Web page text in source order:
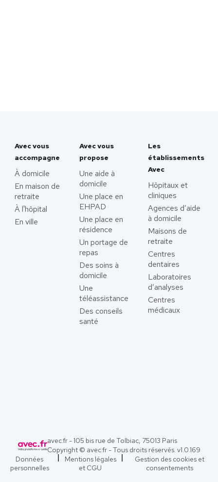
Avec vous
accompagne
À domicile
En maison de
retraite
À l'hôpital
En ville
Avec vous
propose
Une aide à
domicile
Une place en
EHPAD
Une place en
résidence
Un portage de
repas
Des soins à
domicile
Une
téléassistance
Des conseils
santé
Les
établissements
Avec
Hôpitaux et
cliniques
Agences d’aide
à domicile
Maisons de
retraite
Centres
dentaires
Laboratoires
d’analyses
Centres
médicaux
avec.fr - 105 bis rue de Tolbiac, 75013 Paris
Copyright © avec.fr - Tous droits réservés. v1.0.169
Données
personnelles
Mentions légales
et CGU
Gestion des cookies et
consentements